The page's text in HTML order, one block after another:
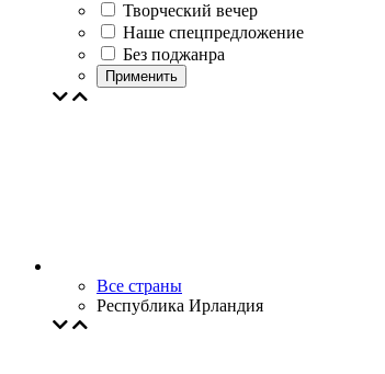
Творческий вечер
Наше спецпредложение
Без поджанра
Применить
Все страны
Республика Ирландия